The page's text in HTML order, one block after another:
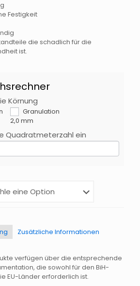
Festigkeit
die schadlich für die
ist.
Körnung
Granulation
2,0 mm
Quadratmeterzahl ein
Zusätzliche Informationen
verfügen über die entsprechende
die sowohl für den BiH-
EU-Länder erforderlich ist.